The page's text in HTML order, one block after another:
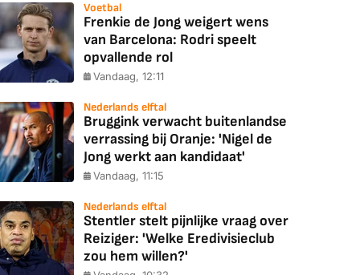
Voetbal
Frenkie de Jong weigert wens
van Barcelona: Rodri speelt
opvallende rol
Vandaag, 12:11
Nederlands elftal
Bruggink verwacht buitenlandse
verrassing bij Oranje: 'Nigel de
Jong werkt aan kandidaat'
Vandaag, 11:15
Nederlands elftal
Stentler stelt pijnlijke vraag over
Reiziger: 'Welke Eredivisieclub
zou hem willen?'